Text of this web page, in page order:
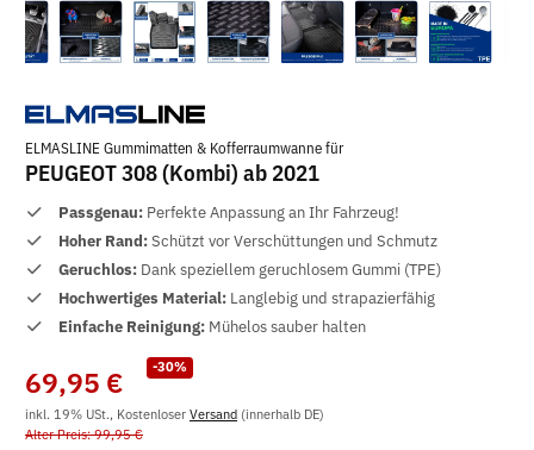
ELMASLINE Gummimatten & Kofferraumwanne für
PEUGEOT 308 (Kombi) ab 2021
Passgenau: Perfekte Anpassung an Ihr Fahrzeug!
Hoher Rand:Schützt vor Verschüttungen und Schmutz
Geruchlos: Dank speziellem geruchlosem Gummi (TPE)
Hochwertiges Material: Langlebig und strapazierfähig
Einfache Reinigung: Mühelos sauber halten
-30%
69,95 €
inkl. 19% USt., Kostenloser Versand (innerhalb DE)
Alter Preis: 99,95 €